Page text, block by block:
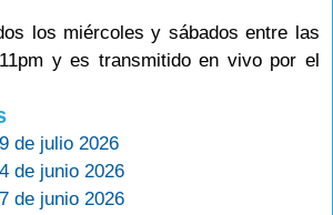
los miércoles y sábados entre las
y es transmitido en vivo por el
de julio 2026
de junio 2026
de junio 2026